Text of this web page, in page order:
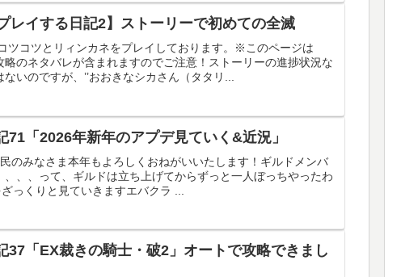
レイする日記2】ストーリーで初めての全滅
ツコツとリィンカネをプレイしております。※このページは
のネタバレが含まれますのでご注意！ストーリーの進捗状況な
いのですが、’’おおきなシカさん（タタリ...
71「2026年新年のアプデ見ていく&近況」
のみなさま本年もよろしくおねがいいたします！ギルドメンバ
、、って、ギルドは立ち上げてからずっと一人ぼっちやったわ
っくりと見ていきますエバクラ ...
37「EX裁きの騎士・破2」オートで攻略できまし